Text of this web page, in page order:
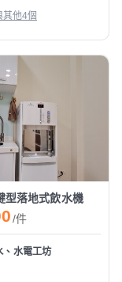
其他4個
型落地式飲水機
/件
、水電工坊